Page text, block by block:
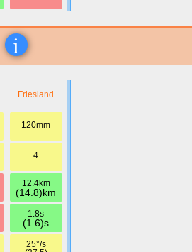
i
Friesland
120mm
4
12.4km
(14.8)km
1.8s
(1.6)s
25°/s